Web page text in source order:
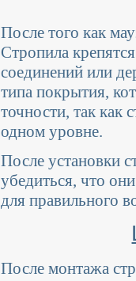
После того как
Стропила
соединений или
типа покрытия,
точности, так как
одном уровне.
После установки
убедиться, что
для правильного
После монтажа